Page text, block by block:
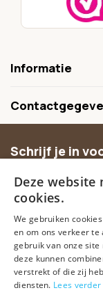
Informatie
Schrijf je in
aanbiedingen.
Deze website
cookies.
We gebruiken
en om ons verkeer
gebruik van onze
deze kunnen
verstrekt of die zij
diensten. Lees verder